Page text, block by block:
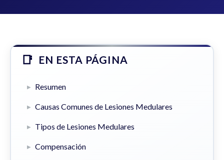
EN ESTA PÁGINA
Resumen
Causas Comunes de Lesiones Medulares
Tipos de Lesiones Medulares
Compensación